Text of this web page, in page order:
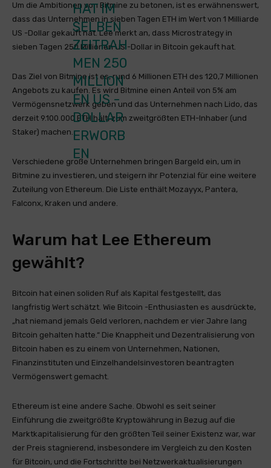
HAT IM
SELBEN
ZEITRAH
MEN 250
MILLION
EN US -
DOLLAR
ERWORB
EN
Um die Ambitionen von Bitmine zu betonen, ist es erwähnenswert,
dass das Unternehmen in sieben Tagen ETH im Wert von 1 Milliarde
US -Dollar gekauft hat. Lee merkt an, dass Microstrategy in
sieben Tagen 250 Millionen US -Dollar in Bitcoin gekauft hat.
Das Ziel von Bitmine ist es, rund 6 Millionen ETH des 120,7 Millionen
Angebots zu kaufen. Es wird Bitmine einen Anteil von 5% am
Vermögensnetzwerk geben und das Unternehmen nach Lido, das
derzeit 9.100.000 ETH hält, zum zweitgrößten ETH-Inhaber (und
Staker) machen.
Verschiedene große Unternehmen bringen Bargeld ein, um in
Bitmine zu investieren, und steigern ihr Potenzial für eine weitere
Zuteilung von Ethereum. Die Liste enthält Mozayyx, Pantera,
Falconx, Kraken und andere.
Warum hat Lee Ethereum
gewählt?
Bitcoin hat einen soliden Ruf als Kapital festgestellt, das
langfristig Wert schätzt. Wie Bitcoin -Enthusiasten es ausdrückte,
„hat niemand jemals Geld verloren, nachdem er vier Jahre lang
Bitcoin gehalten hatte.“ Die Knappheit und Dezentralisierung von
Bitcoin haben es zu einem von Unternehmen, Nationen,
Finanzinstituten und Einzelhandelsinvestoren beantragten
Vermögenswert gemacht.
Ethereum ist eine andere Sache. Obwohl es seit seiner
Einführung die zweitgrößte Kryptowährung in Bezug auf die
Marktkapitalisierung für den größten Teil seiner Existenz war, war
der Preis stagnierend, insbesondere im Vergleich zu den Kosten
für Bitcoin, und die Fortschritte bei Netzwerkaktualisierungen